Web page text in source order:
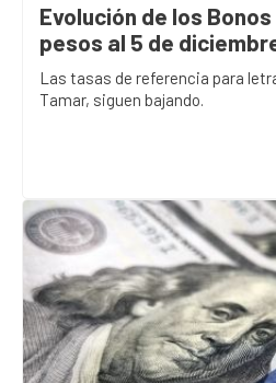
Evolución de los
pesos al 5 de
Las tasas de referencia para
Tamar, siguen bajando.